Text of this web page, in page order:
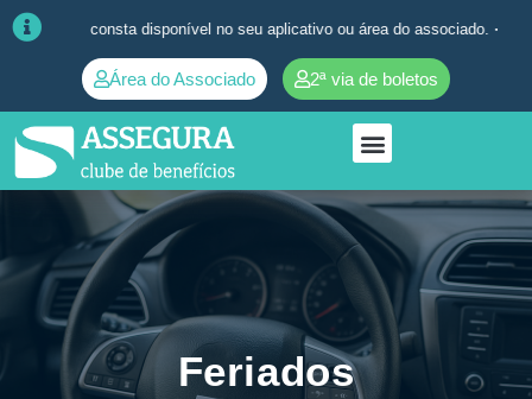
disponível no seu aplicativo ou área do associado. ➜ Quaisquer
Área do Associado 2ª via de boletos
Feriados